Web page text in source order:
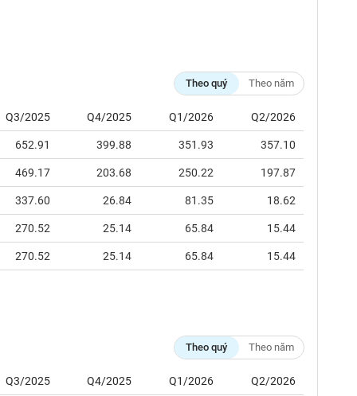
Theo quý Theo năm
Q3/2025 Q4/2025 Q1/2026 Q2/2026
652.91 399.88 351.93 357.10
469.17 203.68 250.22 197.87
337.60 26.84 81.35 18.62
270.52 25.14 65.84 15.44
270.52 25.14 65.84 15.44
Theo quý Theo năm
Q3/2025 Q4/2025 Q1/2026 Q2/2026